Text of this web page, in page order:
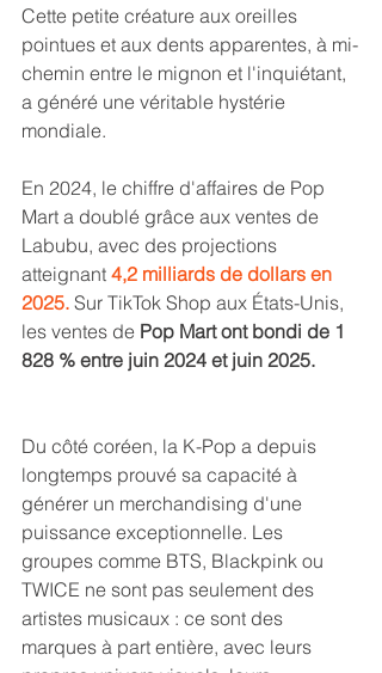
Cette petite créature aux oreilles
pointues et aux dents apparentes, à mi-
chemin entre le mignon et l'inquiétant,
a généré une véritable hystérie
mondiale.
En 2024, le chiffre d'affaires de Pop
Mart a doublé grâce aux ventes de
Labubu, avec des projections
atteignant 4,2 milliards de dollars en
2025. Sur TikTok Shop aux États-Unis,
les ventes de Pop Mart ont bondi de 1
828 % entre juin 2024 et juin 2025.
Du côté coréen, la K-Pop a depuis
longtemps prouvé sa capacité à
générer un merchandising d'une
puissance exceptionnelle. Les
groupes comme BTS, Blackpink ou
TWICE ne sont pas seulement des
artistes musicaux : ce sont des
marques à part entière, avec leurs